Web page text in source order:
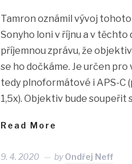
Tamron oznámil vývoj
Sonyho loni v říjnu a v těchto
příjemnou zprávu, že
se ho dočkáme. Je určen
tedy plnoformátové i APS-C
1,5x). Objektiv bude soupeřit
Read More
9. 4. 2020 byOndřej Neff